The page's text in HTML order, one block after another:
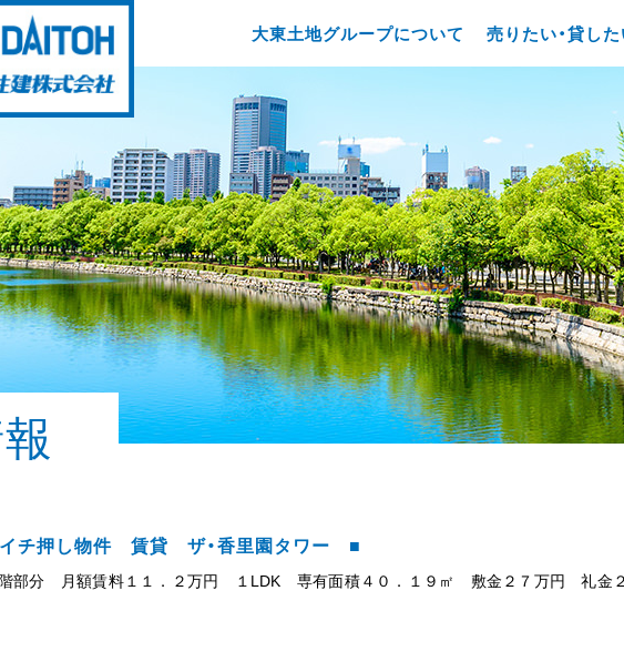
大東土地グループについて 売りたい・貸し
チ押し物件 賃貸 ザ・香里園タワー ■
部分 月額賃料１１．２万円 １LDK 専有面積４０．１９㎡ 敷金２７万円 礼金